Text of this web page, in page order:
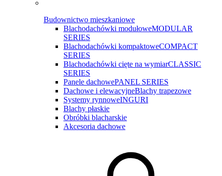
Budownictwo mieszkaniowe
Blachodachówki modułoweMODULAR
SERIES
Blachodachówki kompaktoweCOMPACT
SERIES
Blachodachówki cięte na wymiarCLASSIC
SERIES
Panele dachowePANEL SERIES
Dachowe i elewacyjneBlachy trapezowe
Systemy rynnoweINGURI
Blachy płaskie
Obróbki blacharskie
Akcesoria dachowe